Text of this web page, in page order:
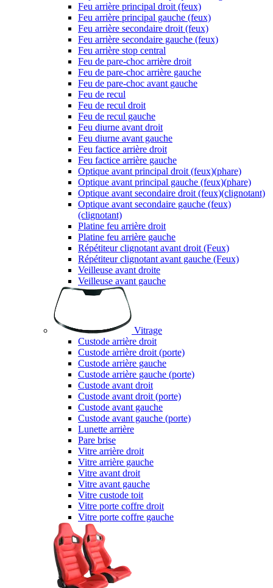
Feu arrière principal droit (feux)
Feu arrière principal gauche (feux)
Feu arrière secondaire droit (feux)
Feu arrière secondaire gauche (feux)
Feu arrière stop central
Feu de pare-choc arrière droit
Feu de pare-choc arrière gauche
Feu de pare-choc avant gauche
Feu de recul
Feu de recul droit
Feu de recul gauche
Feu diurne avant droit
Feu diurne avant gauche
Feu factice arrière droit
Feu factice arrière gauche
Optique avant principal droit (feux)(phare)
Optique avant principal gauche (feux)(phare)
Optique avant secondaire droit (feux)(clignotant)
Optique avant secondaire gauche (feux)
(clignotant)
Platine feu arrière droit
Platine feu arrière gauche
Répétiteur clignotant avant droit (Feux)
Répétiteur clignotant avant gauche (Feux)
Veilleuse avant droite
Veilleuse avant gauche
Vitrage
Custode arrière droit
Custode arrière droit (porte)
Custode arrière gauche
Custode arrière gauche (porte)
Custode avant droit
Custode avant droit (porte)
Custode avant gauche
Custode avant gauche (porte)
Lunette arrière
Pare brise
Vitre arrière droit
Vitre arrière gauche
Vitre avant droit
Vitre avant gauche
Vitre custode toit
Vitre porte coffre droit
Vitre porte coffre gauche